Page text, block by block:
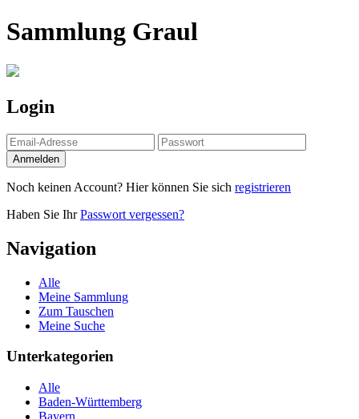
Sammlung Graul
Login
Noch keinen Account? Hier können Sie sich registrieren
Haben Sie IhrPasswort vergessen?
Navigation
Alle
Meine Sammlung
Zum Tauschen
Meine Suche
Unterkategorien
Alle
Baden-Württemberg
Bayern